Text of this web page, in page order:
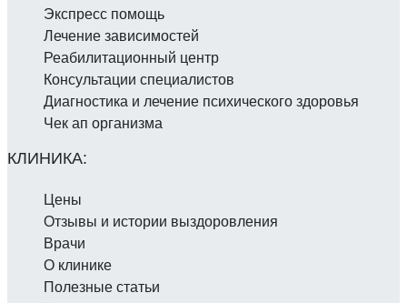
Экспресс помощь
Лечение зависимостей
Реабилитаци­онный центр
Консультации специалистов
Диагностика и лечение психического здоровья
Чек ап организма
Цены
Отзывы и истории выздоровления
Врачи
О клинике
Полезные статьи